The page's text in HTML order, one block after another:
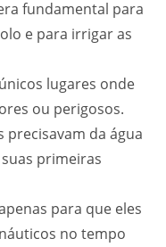
fundamental para
e para irrigar as
lugares onde
ou perigosos.
precisavam da água
primeiras
para que eles
no tempo